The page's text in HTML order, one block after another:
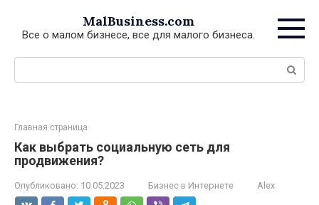
контенту
MalBusiness.com
Все о малом бизнесе, все для малого бизнеса.
Поиск:
Главная страница
Как выбрать социальную сеть для
продвижения?
Опубликовано: 10.05.2023 Бизнес в Интернете Alex